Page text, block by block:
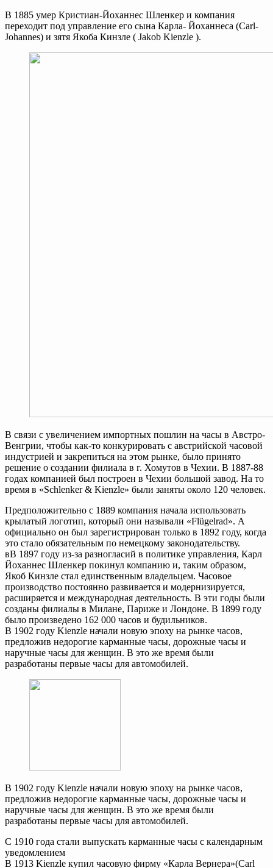
В 1885 умер Кристиан-Йоханнес Шленкер и компания
переходит под управление его сына Карла- Йоханнеса (Carl-
Johannes) и зятя Якоба Кинзле ( Jakob Kienzle ).
В связи с увеличением импортных пошлин на часы в Австро-
Венгрии, чтобы как-то конкурировать с австрийской часовой
индустрией и закрепиться на этом рынке, было принято
решение о создании филиала в г. Хомутов в Чехии. В 1887-88
годах компанией был построен в Чехии большой завод. На то
время в «Schlenker & Kienzle» были заняты около 120 человек.
Предположительно с 1889 компания начала использовать
крылатый логотип, который они называли «Flügelrad». А
официально он был зарегистрирован только в 1892 году, когда
это стало обязательным по немецкому законодательству.
вВ 1897 году из-за разногласий в политике управления, Карл
Йоханнес Шленкер покинул компанию и, таким образом,
Якоб Кинзле стал единственным владельцем. Часовое
производство постоянно развивается и модернизируется,
расширяется и международная деятельность. В эти годы были
созданы филиалы в Милане, Париже и Лондоне. В 1899 году
было произведено 162 000 часов и будильников.
В 1902 году Kienzle начали новую эпоху на рынке часов,
предложив недорогие карманные часы, дорожные часы и
наручные часы для женщин. В это же время были
разработаны первые часы для автомобилей.
В 1902 году Kienzle начали новую эпоху на рынке часов,
предложив недорогие карманные часы, дорожные часы и
наручные часы для женщин. В это же время были
разработаны первые часы для автомобилей.
С 1910 года стали выпускать карманные часы с календарным
уведомлением
В 1913 Kienzle купил часовую фирму «Карла Вернера»(Carl